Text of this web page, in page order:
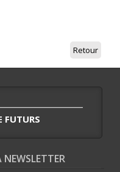
Retour
FUTURS
NEWSLETTER